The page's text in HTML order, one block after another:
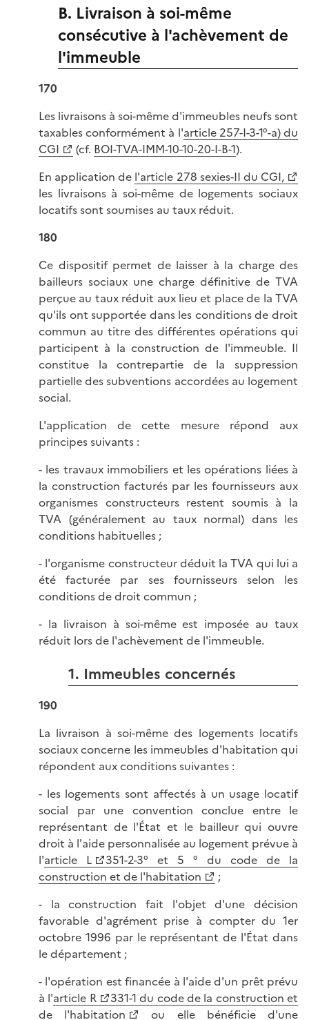
B. Livraison à soi-même
consécutive à l'achèvement de
l'immeuble
170
Les livraisons à soi-même d'immeubles neufs sont
taxables conformément à l'article 257-I-3-1°-a) du
CGI
(cf. BOI-TVA-IMM-10-10-20-I-B-1).
En application de l'article 278 sexies-II du CGI,
les livraisons à soi-même de logements sociaux
locatifs sont soumises au taux réduit.
180
Ce dispositif permet de laisser à la charge des
bailleurs sociaux une charge définitive de TVA
perçue au taux réduit aux lieu et place de la TVA
qu'ils ont supportée dans les conditions de droit
commun au titre des différentes opérations qui
participent à la construction de l'immeuble. Il
constitue la contrepartie de la suppression
partielle des subventions accordées au logement
social.
L'application de cette mesure répond aux
principes suivants :
- les travaux immobiliers et les opérations liées à
la construction facturés par les fournisseurs aux
organismes constructeurs restent soumis à la
TVA (généralement au taux normal) dans les
conditions habituelles ;
- l'organisme constructeur déduit la TVA qui lui a
été facturée par ses fournisseurs selon les
conditions de droit commun ;
- la livraison à soi-même est imposée au taux
réduit lors de l'achèvement de l'immeuble.
1. Immeubles concernés
190
La livraison à soi-même des logements locatifs
sociaux concerne les immeubles d'habitation qui
répondent aux conditions suivantes :
- les logements sont affectés à un usage locatif
social par une convention conclue entre le
représentant de l'État et le bailleur qui ouvre
droit à l'aide personnalisée au logement prévue à
l'article L
351-2-3° et 5 ° du code de la
construction et de l'habitation
;
- la construction fait l'objet d'une décision
favorable d'agrément prise à compter du 1er
octobre 1996 par le représentant de l'État dans
le département ;
- l'opération est financée à l'aide d'un prêt prévu
à l'article R
331-1 du code de la construction et
de l'habitation
ou elle bénéficie d'une